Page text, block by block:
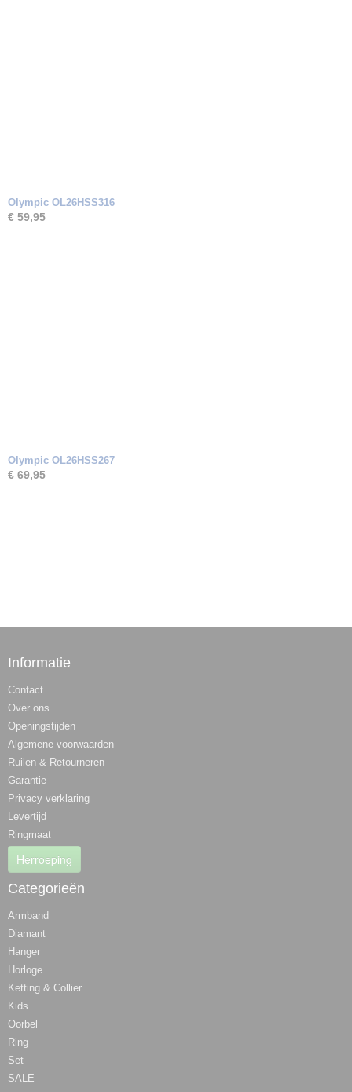
Olympic OL26HSS316
€ 59,95
Olympic OL26HSS267
€ 69,95
Informatie
Contact
Over ons
Openingstijden
Algemene voorwaarden
Ruilen & Retourneren
Garantie
Privacy verklaring
Levertijd
Ringmaat
Herroeping
Categorieën
Armband
Diamant
Hanger
Horloge
Ketting & Collier
Kids
Oorbel
Ring
Set
SALE